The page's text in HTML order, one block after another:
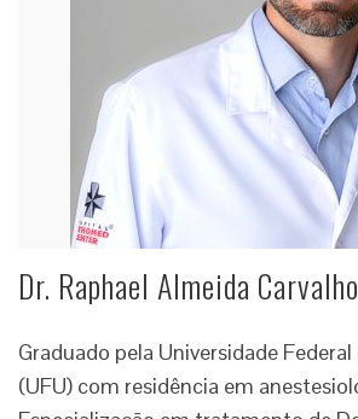
Dr. Raphael Almeida Carvalho
Graduado pela Universidade
(UFU) com residência em